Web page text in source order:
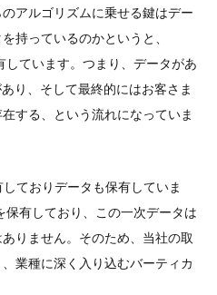
アルゴリズムに乗せる鍵はデー
持っているのかというと、
しています。つまり、データがあ
り、そして最終的にはお客さま
する、という流れになっていま
しておりデータも保有していま
有しており、この一次データは
りません。そのため、当社の取
業種に深く入り込むバーティカ